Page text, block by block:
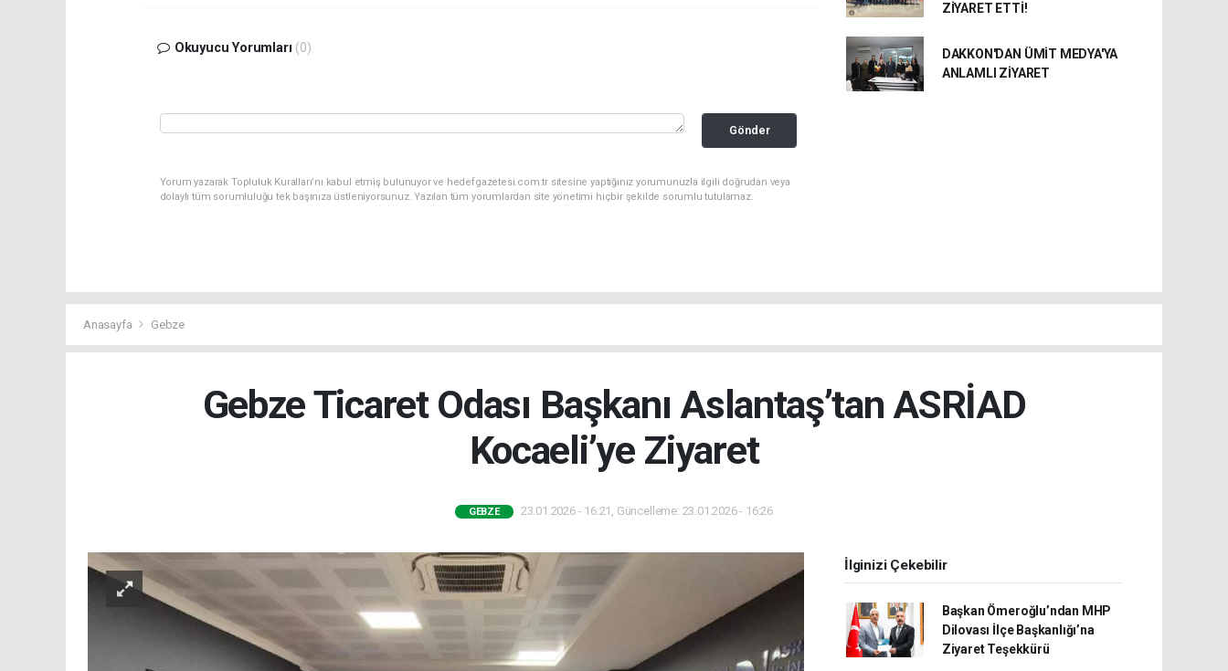
Okuyucu Yorumları (0)
Gönder
Yorum yazarak Topluluk Kuralları’nı kabul etmiş bulunuyor ve hedefgazetesi.com.tr sitesine yaptığınız yorumunuzla ilgili doğrudan veya
dolaylı tüm sorumluluğu tek başınıza üstleniyorsunuz. Yazılan tüm yorumlardan site yönetimi hiçbir şekilde sorumlu tutulamaz.
ZİYARET ETTİ!
DAKKON'DAN ÜMİT MEDYA'YA
ANLAMLI ZİYARET
Anasayfa Gebze
Gebze Ticaret Odası Başkanı Aslantaş’tan ASRİAD
Kocaeli’ye Ziyaret
GEBZE 23.01.2026 - 16:21, Güncelleme: 23.01.2026 - 16:26
İlginizi Çekebilir
Başkan Ömeroğlu’ndan MHP
Dilovası İlçe Başkanlığı’na
Ziyaret Teşekkürü